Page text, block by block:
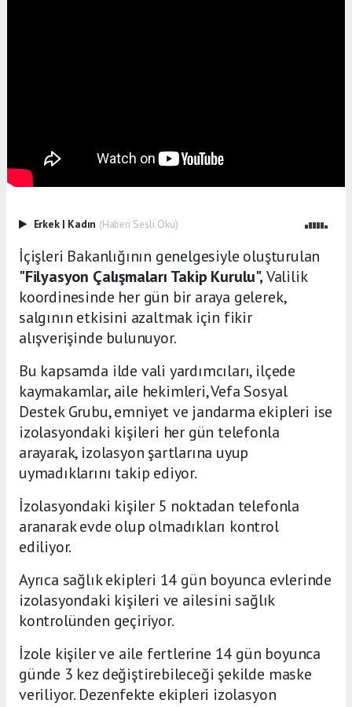
Erkek | Kadın (Haberi Sesli Oku)
İçişleri Bakanlığının genelgesiyle oluşturulan
"Filyasyon Çalışmaları Takip Kurulu",Valilik
koordinesinde her gün bir araya gelerek,
salgının etkisini azaltmak için fikir
alışverişinde bulunuyor.
Bu kapsamda ilde vali yardımcıları, ilçede
kaymakamlar, aile hekimleri, Vefa Sosyal
Destek Grubu, emniyet ve jandarma ekipleri ise
izolasyondaki kişileri her gün telefonla
arayarak, izolasyon şartlarına uyup
uymadıklarını takip ediyor.
İzolasyondaki kişiler 5 noktadan telefonla
aranarak evde olup olmadıkları kontrol
ediliyor.
Ayrıca sağlık ekipleri 14 gün boyunca evlerinde
izolasyondaki kişileri ve ailesini sağlık
kontrolünden geçiriyor.
İzole kişiler ve aile fertlerine 14 gün boyunca
günde 3 kez değiştirebileceği şekilde maske
veriliyor. Dezenfekte ekipleri izolasyon